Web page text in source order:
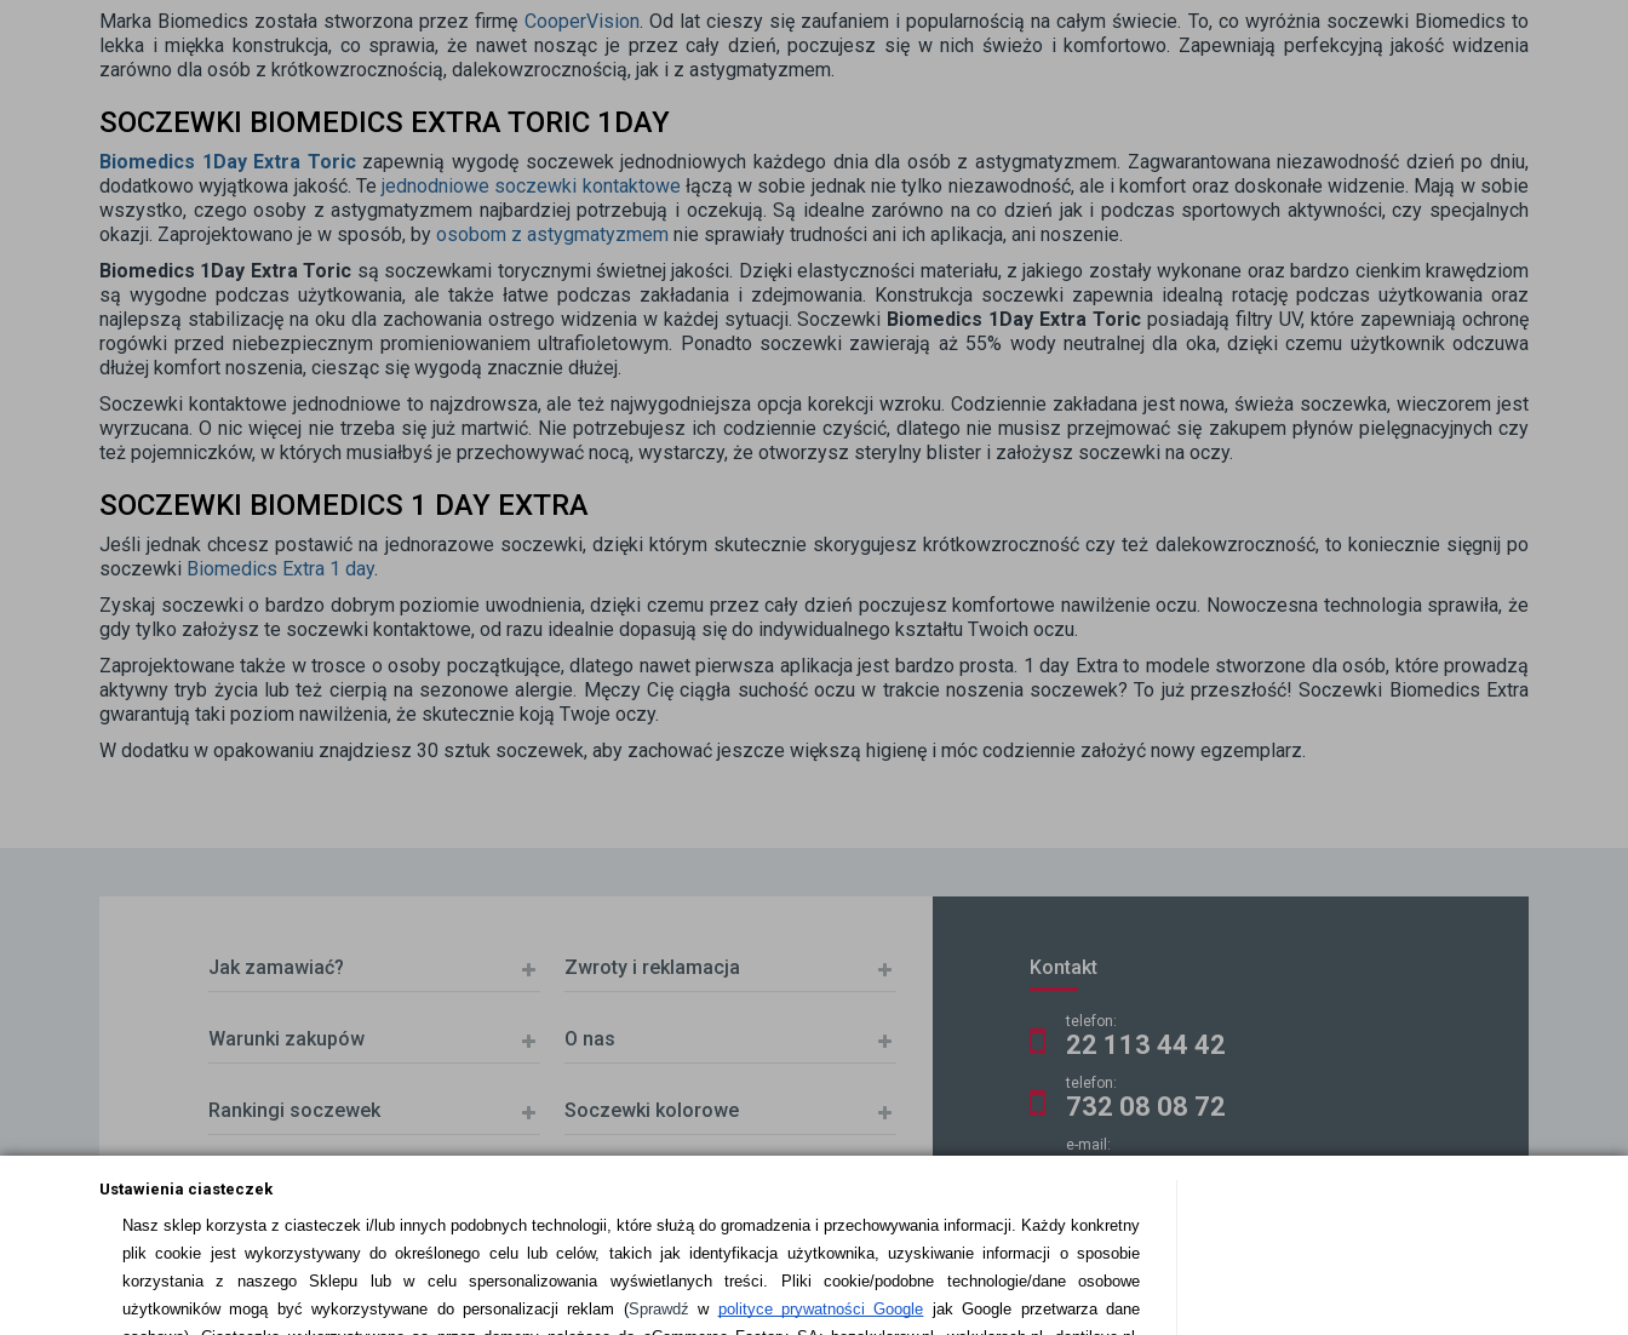
Ustawienia ciasteczek
Nasz sklep korzysta z ciasteczek i/lub innych podobnych technologii, które służą do gromadzenia i przechowywania informacji. Każdy konkretny
plik cookie jest wykorzystywany do określonego celu lub celów, takich jak identyfikacja użytkownika, uzyskiwanie informacji o sposobie
korzystania z naszego Sklepu lub w celu spersonalizowania wyświetlanych treści.
Pliki cookie/podobne technologie/dane osobowe
użytkowników mogą być wykorzystywane do personalizacji reklam (Sprawdźw polityce prywatności Google jak Google przetwarza dane
Marka Biomedics została stworzona przez firmę CooperVision. Od lat cieszy się zaufaniem i popularnością na całym świecie. To, co wyróżnia soczewki Biomedics to
lekka i miękka konstrukcja, co sprawia, że nawet nosząc je przez cały dzień, poczujesz się w nich świeżo i komfortowo. Zapewniają perfekcyjną jakość widzenia
zarówno dla osób z krótkowzrocznością, dalekowzrocznością, jak i z astygmatyzmem.
SOCZEWKI BIOMEDICS EXTRA TORIC 1DAY
Biomedics 1Day Extra Toriczapewnią wygodę soczewek jednodniowych każdego dnia dla osób z astygmatyzmem. Zagwarantowana niezawodność dzień po dniu,
dodatkowo wyjątkowa jakość. Tejednodniowe soczewki kontaktowe łączą w sobie jednak nie tylko niezawodność, ale i komfort oraz doskonałe widzenie. Mają w sobie
wszystko, czego osoby z astygmatyzmem najbardziej potrzebują i oczekują. Są idealne zarówno na co dzień jak i podczas sportowych aktywności, czy specjalnych
okazji. Zaprojektowano je w sposób, by osobom z astygmatyzmem nie sprawiały trudności ani ich aplikacja, ani noszenie.
Biomedics 1Day Extra Toric są soczewkami torycznymi świetnej jakości. Dzięki elastyczności materiału, z jakiego zostały wykonane oraz bardzo cienkim krawędziom
są wygodne podczas użytkowania, ale także łatwe podczas zakładania i zdejmowania. Konstrukcja soczewki zapewnia idealną rotację podczas użytkowania oraz
najlepszą stabilizację na oku dla zachowania ostrego widzenia w każdej sytuacji. Soczewki Biomedics 1Day Extra Toricposiadają filtry UV, które zapewniają ochronę
rogówki przed niebezpiecznym promieniowaniem ultrafioletowym. Ponadto soczewki zawierają aż 55% wody neutralnej dla oka, dzięki czemu użytkownik odczuwa
dłużej komfort noszenia, ciesząc się wygodą znacznie dłużej.
Soczewki kontaktowe jednodniowe to najzdrowsza, ale też najwygodniejsza opcja korekcji wzroku. Codziennie zakładana jest nowa, świeża soczewka, wieczorem jest
wyrzucana. O nic więcej nie trzeba się już martwić. Nie potrzebujesz ich codziennie czyścić, dlatego nie musisz przejmować się zakupem płynów pielęgnacyjnych czy
też pojemniczków, w których musiałbyś je przechowywać nocą, wystarczy, że otworzysz sterylny blister i założysz soczewki na oczy.
SOCZEWKI BIOMEDICS 1 DAY EXTRA
Jeśli jednak chcesz postawić na jednorazowe soczewki, dzięki którym skutecznie skorygujesz krótkowzroczność czy też dalekowzroczność, to koniecznie sięgnij po
soczewki Biomedics Extra 1 day.
Zyskaj soczewki o bardzo dobrym poziomie uwodnienia, dzięki czemu przez cały dzień poczujesz komfortowe nawilżenie oczu. Nowoczesna technologia sprawiła, że
gdy tylko założysz te soczewki kontaktowe, od razu idealnie dopasują się do indywidualnego kształtu Twoich oczu.
Zaprojektowane także w trosce o osoby początkujące, dlatego nawet pierwsza aplikacja jest bardzo prosta. 1 day Extra to modele stworzone dla osób, które prowadzą
aktywny tryb życia lub też cierpią na sezonowe alergie. Męczy Cię ciągła suchość oczu w trakcie noszenia soczewek? To już przeszłość! Soczewki Biomedics Extra
gwarantują taki poziom nawilżenia, że skutecznie koją Twoje oczy.
W dodatku w opakowaniu znajdziesz 30 sztuk soczewek, aby zachować jeszcze większą higienę i móc codziennie założyć nowy egzemplarz.
Jak zamawiać? Zwroty i reklamacja
Warunki zakupów O nas
Rankingi soczewek Soczewki kolorowe
Zwrot (odstąpienie od umowy)
ZMIEŃ USTAWIENIA ZGODY NA CIASTECZKA
Kontakt
telefon:
22 113 44 42
telefon:
732 08 08 72
e-mail: